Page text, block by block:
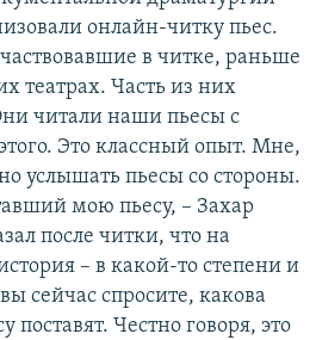
онлайн-читку пьес.
в читке, раньше
театрах. Часть из них
читали наши пьесы с
Это классный опыт. Мне,
услышать пьесы со стороны.
мою пьесу, – Захар
после читки, что на
– в какой-то степени и
сейчас спросите, какова
поставят. Честно говоря, это